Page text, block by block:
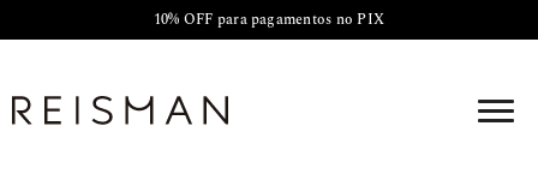
10% OFF para pagamentos no PIX